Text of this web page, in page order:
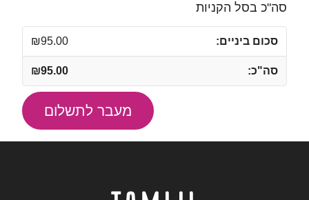
סה"כ בסל הקניות
₪95.00
₪95.00
מעבר לתשלום